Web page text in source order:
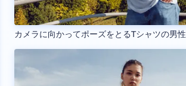
カメラに向かってポーズをとるTシャツの男性